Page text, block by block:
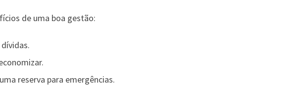
de uma boa gestão:
reserva para emergências.